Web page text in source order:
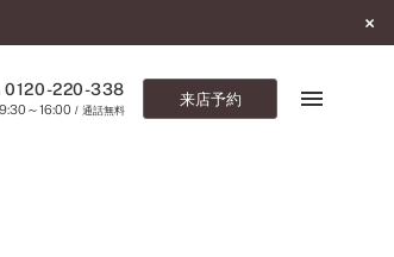
0120-220-338
9:30～16:00/ 通話無料
来店予約